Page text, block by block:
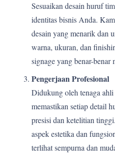
Sesuaikan desain huruf
identitas bisnis Anda.
desain yang menarik dan
warna, ukuran, dan
signage yang benar-
Pengerjaan Profesional
Didukung oleh tenaga
memastikan setiap detail
presisi dan ketelitian
aspek estetika dan
terlihat sempurna dan